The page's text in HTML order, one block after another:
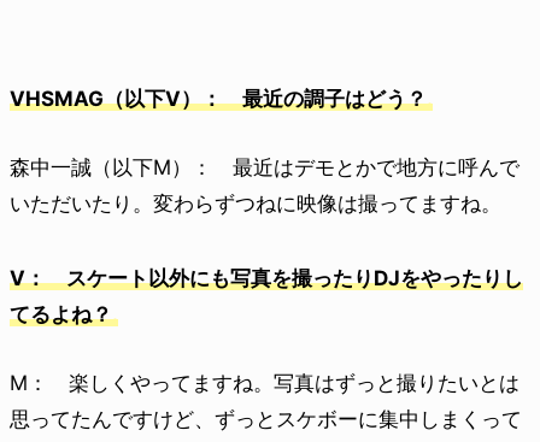
VHSMAG（以下V）： 最近の調子はどう？
森中一誠（以下M）： 最近はデモとかで地方に呼んで
いただいたり。変わらずつねに映像は撮ってますね。
V： スケート以外にも写真を撮ったりDJをやったりし
てるよね？
M： 楽しくやってますね。写真はずっと撮りたいとは
思ってたんですけど、ずっとスケボーに集中しまくって